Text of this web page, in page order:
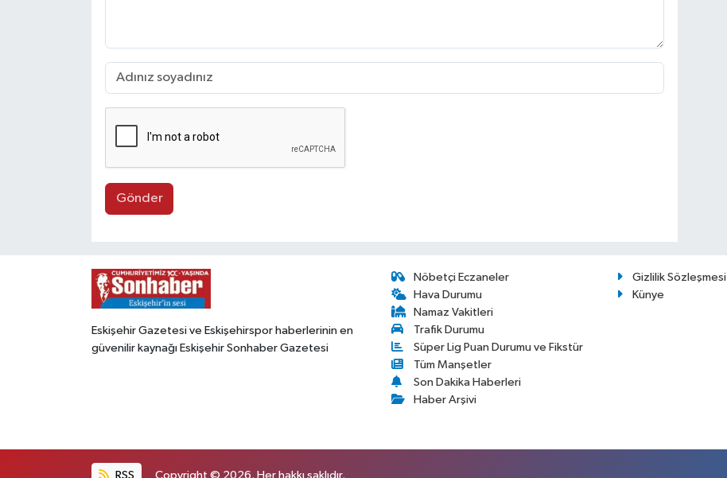
Gönder
Eskişehir Gazetesi ve Eskişehirspor haberlerinin en
güvenilir kaynağı Eskişehir Sonhaber Gazetesi
Nöbetçi Eczaneler
Hava Durumu
Namaz Vakitleri
Trafik Durumu
Süper Lig Puan Durumu ve Fikstür
Tüm Manşetler
Son Dakika Haberleri
Haber Arşivi
Gizlilik Sözleşmesi
Künye
RSS Copyright © 2026. Her hakkı saklıdır.